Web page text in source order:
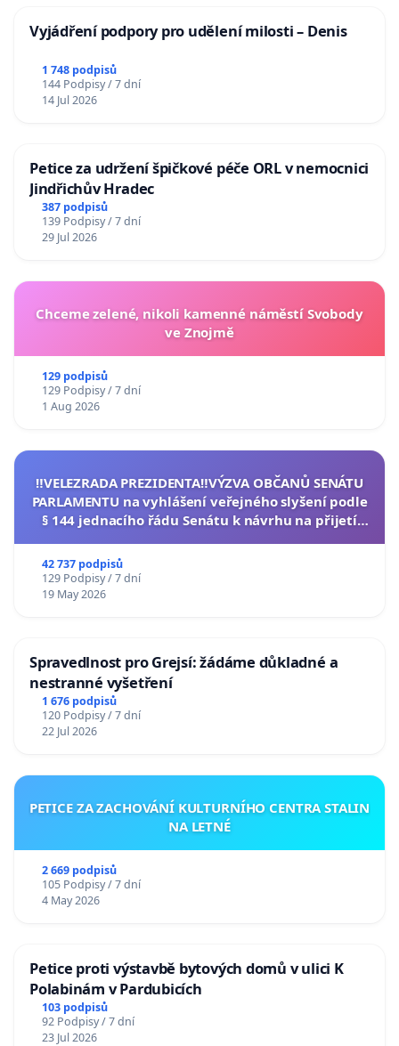
Vyjádření podpory pro udělení milosti – Denis
1 748 podpisů
144 Podpisy / 7 dní
14 Jul 2026
Petice za udržení špičkové péče ORL v nemocnici
Jindřichův Hradec
387 podpisů
139 Podpisy / 7 dní
29 Jul 2026
Chceme zelené, nikoli kamenné náměstí Svobody
ve Znojmě
129 podpisů
129 Podpisy / 7 dní
1 Aug 2026
‼️VELEZRADA PREZIDENTA‼️VÝZVA OBČANŮ SENÁTU
PARLAMENTU na vyhlášení veřejného slyšení podle
§ 144 jednacího řádu Senátu k návrhu na přijetí
42 737 podpisů
129 Podpisy / 7 dní
19 May 2026
Spravedlnost pro Grejsí: žádáme důkladné a
nestranné vyšetření
1 676 podpisů
120 Podpisy / 7 dní
22 Jul 2026
PETICE ZA ZACHOVÁNÍ KULTURNÍHO CENTRA STALIN
NA LETNÉ
2 669 podpisů
105 Podpisy / 7 dní
4 May 2026
Petice proti výstavbě bytových domů v ulici K
Polabinám v Pardubicích
103 podpisů
92 Podpisy / 7 dní
23 Jul 2026